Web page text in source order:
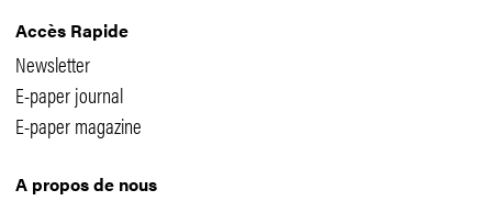
Accès Rapide
Newsletter
E-paper journal
E-paper magazine
A propos de nous